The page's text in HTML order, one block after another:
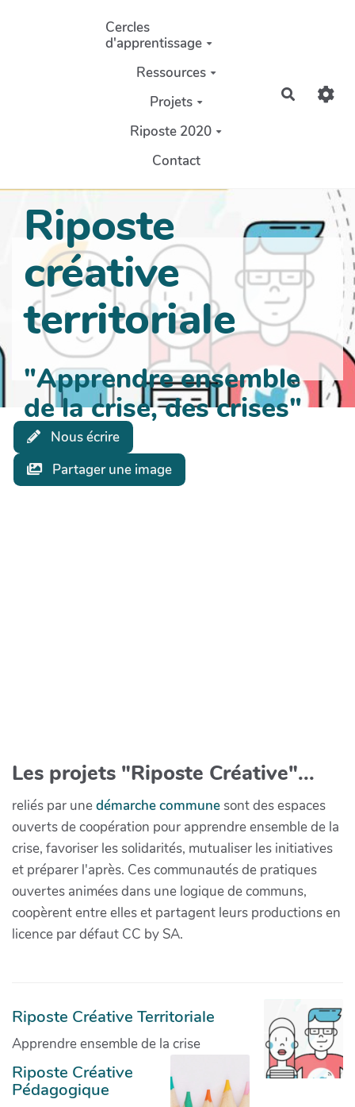
Aller au contenu principal
Cercles
d'apprentissage
Ressources
Projets
Riposte 2020
Contact
Riposte
créative
territoriale
"Apprendre ensemble
de la crise, des crises"
Nous écrire
Partager une image
Les projets "Riposte Créative"...
reliés par unedémarche communesont des espaces
ouverts de coopération pour apprendre ensemble de la
crise, favoriser les solidarités, mutualiser les initiatives
et préparer l'après. Ces communautés de pratiques
ouvertes animées dans une logique de communs,
coopèrent entre elles et partagent leurs productions en
licence par défaut CC by SA.
Riposte Créative Territoriale
Apprendre ensemble de la crise
Riposte Créative
Pédagogique